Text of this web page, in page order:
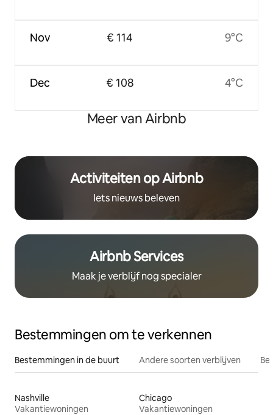
Nov
Dec
€ 114
€ 108
9°C
4°C
Meer van Airbnb
Activiteiten op Airbnb
Iets nieuws beleven
Airbnb Services
Maak je verblijf nog specialer
Bestemmingen om te verkennen
Bestemmingen in de buurt Andere soorten verblijven
Nashville
Vakantiewoningen
Chicago
Vakantiewoningen